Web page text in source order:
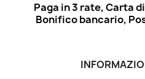
Paga in 3 rate, Carta
Bonifico bancario,